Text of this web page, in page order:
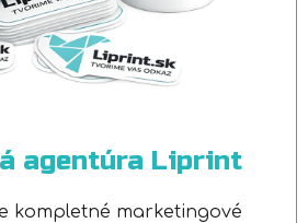
agentúra Liprint
kompletné marketingové